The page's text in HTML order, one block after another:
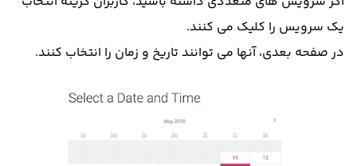
یک سرویس را کلیک می کنند.
در صفحه بعدی، آنها می توانند تاریخ و زمان را انتخاب کنند.